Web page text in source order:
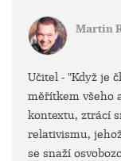
Martin
Učitel - "Když je
měřítkem všeho
kontextu, ztrácí
relativismu,
se snaží